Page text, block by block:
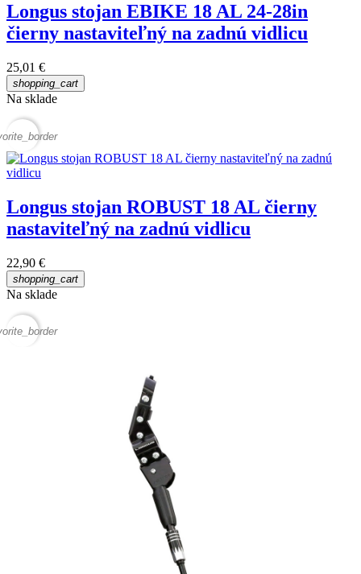
Longus stojan EBIKE 18 AL 24-28in
čierny nastaviteľný na zadnú vidlicu
25,01 €
shopping_cart
Na sklade
Longus stojan ROBUST 18 AL čierny
nastaviteľný na zadnú vidlicu
22,90 €
shopping_cart
Na sklade